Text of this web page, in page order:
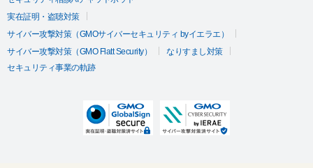
実在証明・盗聴対策
サイバー攻撃対策（GMOサイバーセキュリティ byイエラエ）
サイバー攻撃対策（GMO Flatt Security）
なりすまし対策
セキュリティ事業の軌跡